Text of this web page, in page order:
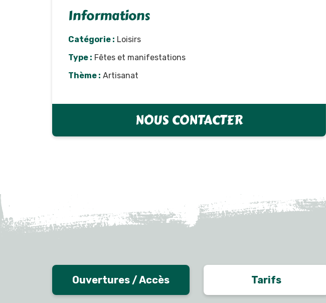
Informations
Catégorie : Loisirs
Type : Fêtes et manifestations
Thème : Artisanat
NOUS CONTACTER
Ouvertures / Accès Tarifs